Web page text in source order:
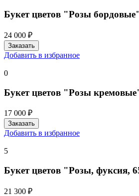
Букет цветов "Розы
24 000 ₽
Добавить в избранное
0
Букет цветов "Розы
17 000 ₽
Добавить в избранное
5
Букет цветов "Розы, фуксия,
21 300 ₽